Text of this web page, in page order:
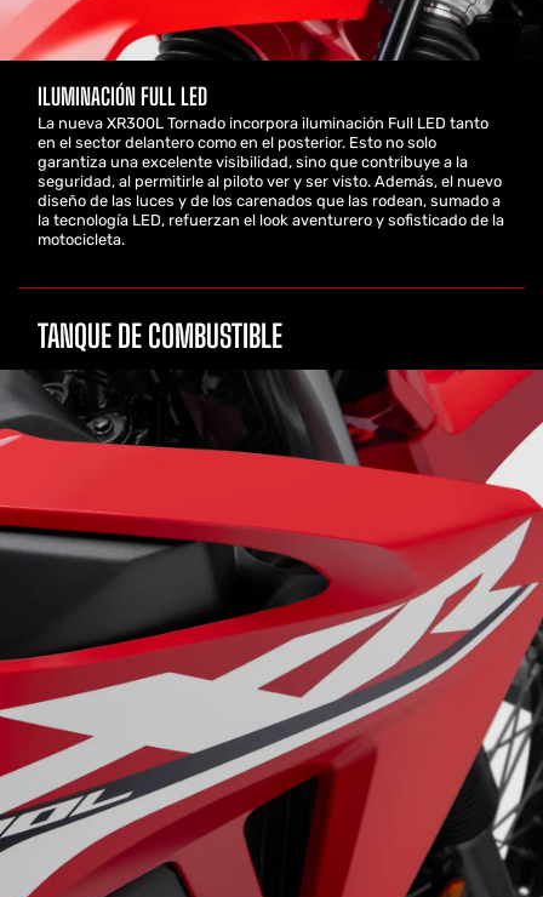
ILUMINACIÓN FULL LED
La nueva XR300L Tornado incorpora iluminación Full LED tanto
en el sector delantero como en el posterior. Esto no solo
garantiza una excelente visibilidad, sino que contribuye a la
seguridad, al permitirle al piloto ver y ser visto. Además, el nuevo
diseño de las luces y de los carenados que las rodean, sumado a
la tecnología LED, refuerzan el look aventurero y sofisticado de la
motocicleta.
TANQUE DE COMBUSTIBLE